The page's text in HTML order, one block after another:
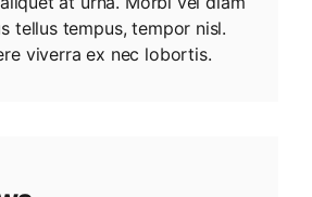
tellus tempus, tempor nisl.
viverra ex nec lobortis.